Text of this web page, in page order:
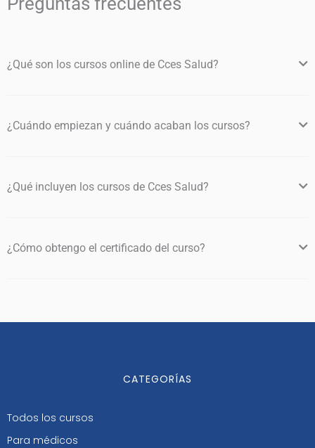
¿Qué son los cursos online de Cces Salud?
¿Cuándo empiezan y cuándo acaban los cursos?
¿Qué incluyen los cursos de Cces Salud?
¿Cómo obtengo el certificado del curso?
CATEGORÍAS
Todos los cursos
Para médicos